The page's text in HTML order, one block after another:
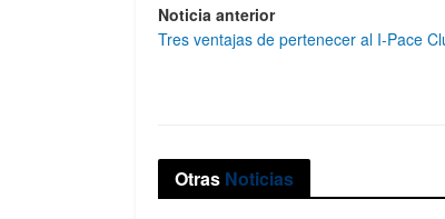
Noticia anterior
Tres ventajas de pertenecer al I-Pace
Otras Noticias